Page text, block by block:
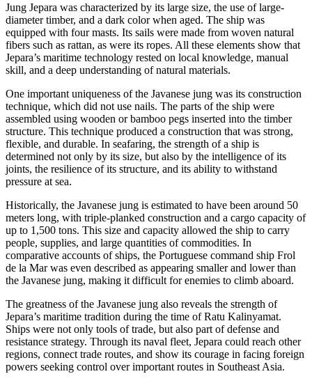
Jung Jepara was characterized by its large size, the use of large-
diameter timber, and a dark color when aged. The ship was
equipped with four masts. Its sails were made from woven natural
fibers such as rattan, as were its ropes. All these elements show that
Jepara’s maritime technology rested on local knowledge, manual
skill, and a deep understanding of natural materials.
One important uniqueness of the Javanese jung was its construction
technique, which did not use nails. The parts of the ship were
assembled using wooden or bamboo pegs inserted into the timber
structure. This technique produced a construction that was strong,
flexible, and durable. In seafaring, the strength of a ship is
determined not only by its size, but also by the intelligence of its
joints, the resilience of its structure, and its ability to withstand
pressure at sea.
Historically, the Javanese jung is estimated to have been around 50
meters long, with triple-planked construction and a cargo capacity of
up to 1,500 tons. This size and capacity allowed the ship to carry
people, supplies, and large quantities of commodities. In
comparative accounts of ships, the Portuguese command ship Frol
de la Mar was even described as appearing smaller and lower than
the Javanese jung, making it difficult for enemies to climb aboard.
The greatness of the Javanese jung also reveals the strength of
Jepara’s maritime tradition during the time of Ratu Kalinyamat.
Ships were not only tools of trade, but also part of defense and
resistance strategy. Through its naval fleet, Jepara could reach other
regions, connect trade routes, and show its courage in facing foreign
powers seeking control over important routes in Southeast Asia.